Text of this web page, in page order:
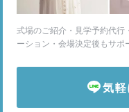
式場のご紹介・見学予約代行
ーション・会場決定後もサポ
気